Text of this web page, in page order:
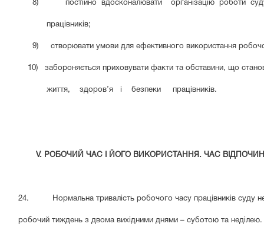
8) постійно вдосконалювати організацію роботи
працівників;
9) створювати умови для ефективного використання
10) забороняється приховувати факти та обставини, що
життя, здоров’я і безпеки працівників.
V. РОБОЧИЙ ЧАС І ЙОГО ВИКОРИСТАННЯ.
24. Нормальна тривалість робочого часу працівників суду
робочий тиждень з двома вихідними днями – суботою та неділею.